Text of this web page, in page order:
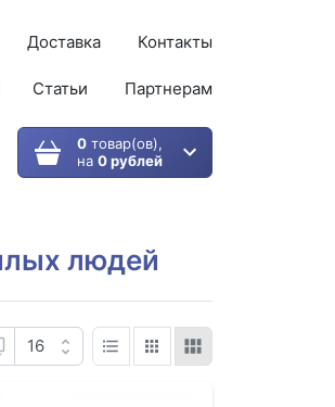
Доставка Контакты
Статьи Партнерам
0товар(ов),
на 0 рублей
людей